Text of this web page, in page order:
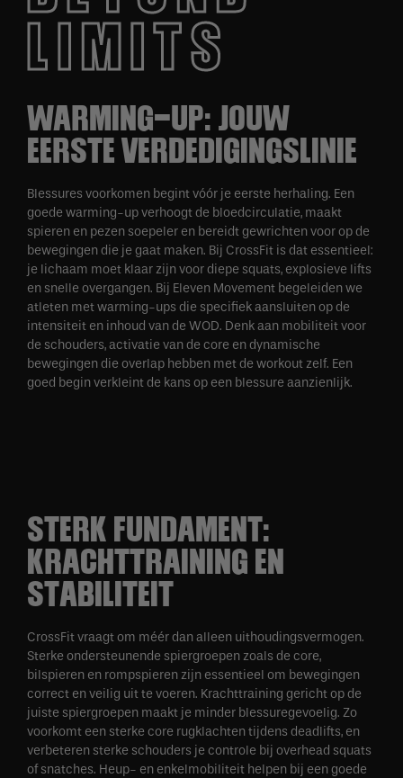
LIMITS
WARMING-UP: JOUW
EERSTE VERDEDIGINGSLINIE
Blessures voorkomen begint vóór je eerste herhaling. Een
goede warming-up verhoogt de bloedcirculatie, maakt
spieren en pezen soepeler en bereidt gewrichten voor op de
bewegingen die je gaat maken. Bij CrossFit is dat essentieel:
je lichaam moet klaar zijn voor diepe squats, explosieve lifts
en snelle overgangen. Bij Eleven Movement begeleiden we
atleten met warming-ups die specifiek aansluiten op de
intensiteit en inhoud van de WOD. Denk aan mobiliteit voor
de schouders, activatie van de core en dynamische
bewegingen die overlap hebben met de workout zelf. Een
goed begin verkleint de kans op een blessure aanzienlijk.
STERK FUNDAMENT:
KRACHTTRAINING EN
STABILITEIT
CrossFit vraagt om méér dan alleen uithoudingsvermogen.
Sterke ondersteunende spiergroepen zoals de core,
bilspieren en rompspieren zijn essentieel om bewegingen
correct en veilig uit te voeren. Krachttraining gericht op de
juiste spiergroepen maakt je minder blessuregevoelig. Zo
voorkomt een sterke core rugklachten tijdens deadlifts, en
verbeteren sterke schouders je controle bij overhead squats
of snatches. Heup- en enkelmobiliteit helpen bij een goede